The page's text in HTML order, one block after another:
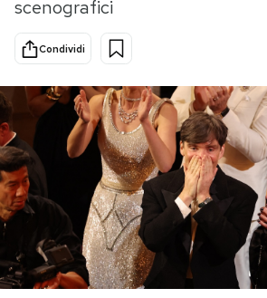
Scienza
Economia
Sport
PODCAST
NEWSLETTER
scenografici
Condividi